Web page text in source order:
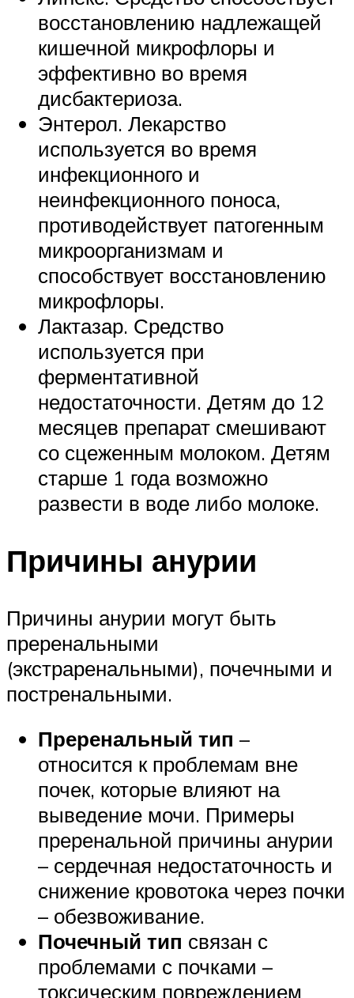
восстановлению надлежащей
кишечной микрофлоры и
эффективно во время
дисбактериоза.
Энтерол. Лекарство
используется во время
инфекционного и
неинфекционного поноса,
противодействует патогенным
микроорганизмам и
способствует восстановлению
микрофлоры.
Лактазар. Средство
используется при
ферментативной
недостаточности. Детям до 12
месяцев препарат смешивают
со сцеженным молоком. Детям
старше 1 года возможно
развести в воде либо молоке.
Причины анурии
Причины анурии могут быть
преренальными
(экстраренальными), почечными и
постренальными.
Преренальный тип –
относится к проблемам вне
почек, которые влияют на
выведение мочи. Примеры
преренальной причины анурии
– сердечная недостаточность и
снижение кровотока через почки
– обезвоживание.
Почечный тип связан с
проблемами с почками –
токсическим повреждением